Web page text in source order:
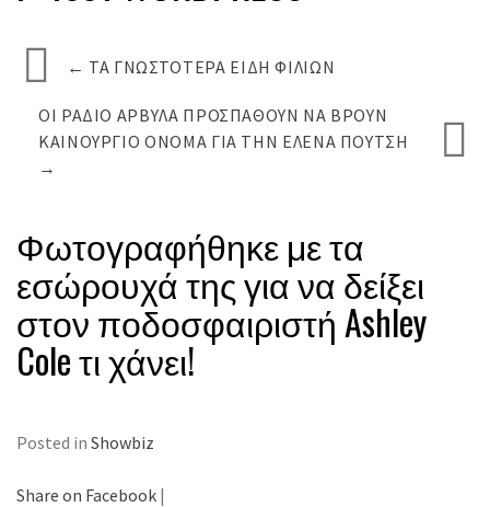
← ΤΑ ΓΝΩΣΤΌΤΕΡΑ ΕΊΔΗ ΦΙΛΙΏΝ
ΟΙ ΡΑΔΙΟ ΑΡΒΎΛΑ ΠΡΟΣΠΆΘΟΥΝ ΝΑ ΒΡΟΎΝ
ΚΑΙΝΟΎΡΓΙΟ ΌΝΟΜΑ ΓΙΑ ΤΗΝ ΈΛΕΝΑ ΠΟΎΤΣΗ
→
Φωτογραφήθηκε με τα
εσώρουχά της για να δείξει
στον ποδοσφαιριστή Ashley
Cole τι χάνει!
Posted in Showbiz
Share on Facebook |